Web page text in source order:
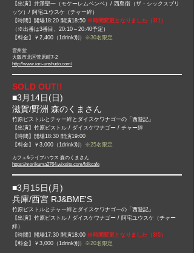
【出演】井澤聖一（モケーレムベンベ）/ 西島衛（ザ・シックスブリ
ッツ）/ 阿宅ユウスケ（チャー絆）
【時間】開場18:20 開演18:50 ※時間変更となりました（3/1）
​（※出番は3番目、20:10～20:40予定）
【料金】￥2,400（1drink別） ※30名限定
雲州堂
大阪市北区菅原町7-2
http://www.iori-unshudo.com/
SOLD OUT!!
■3月14日(日)​
滋賀/野洲 森のくまさん
竹原ピストルとチャー絆とダイスケワナゴーの「西遊記」
【出演】竹原ピストル / ダイスケワナゴー / チャー絆
【時間】開場18:30 開演19:00
【料金】￥3,000（1drink別） ※25名限定
カフェ&ライブハウス 森のくまさん
https://morikuma2764.wixsite.com/folkcafe
■3月15日(月)​
兵庫/西宮 RJ&BME'S
竹原ピストルとチャー絆とダイスケワナゴーの「西遊記」
【出演】竹原ピストル / ダイスケワナゴー / 阿宅ユウスケ（チャー
絆）
【時間】開場17:30 開演18:00 ※時間変更となりました（3/5）
【料金】￥3,000（1drink別） ※20名限定